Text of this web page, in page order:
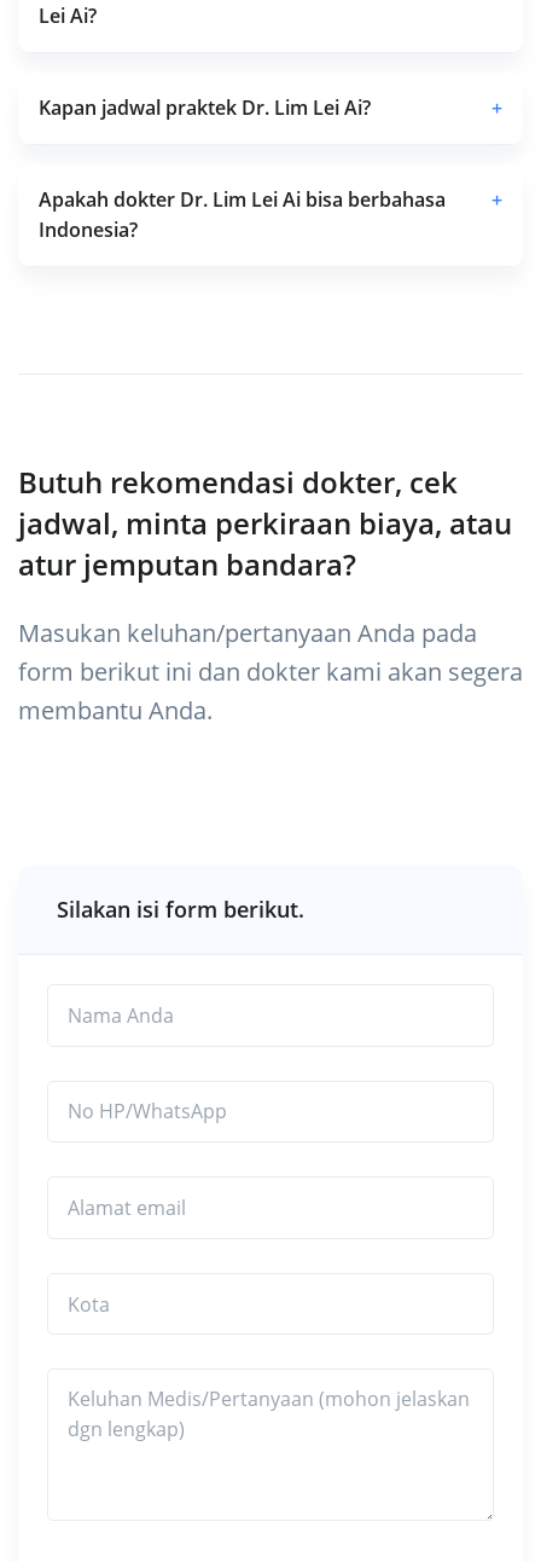
Lei Ai?
Kapan jadwal praktek Dr. Lim Lei Ai? +
Apakah dokter Dr. Lim Lei Ai bisa berbahasa
Indonesia?
+
Butuh rekomendasi dokter, cek
jadwal, minta perkiraan biaya, atau
atur jemputan bandara?
Masukan keluhan/pertanyaan Anda pada
form berikut ini dan dokter kami akan segera
membantu Anda.
Silakan isi form berikut.